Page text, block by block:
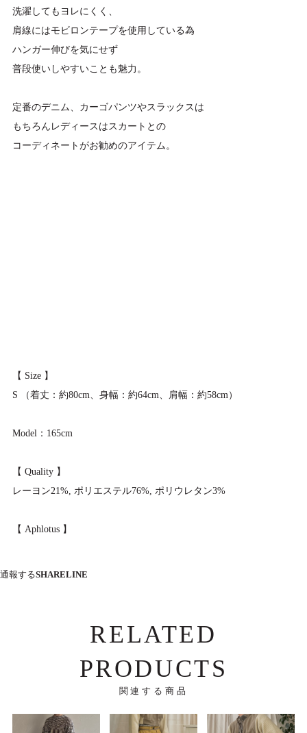
洗濯してもヨレにくく、
肩線にはモビロンテープを使用している為
ハンガー伸びを気にせず
普段使いしやすいことも魅力。
定番のデニム、カーゴパンツやスラックスは
もちろんレディースはスカートとの
コーディネートがお勧めのアイテム。
【 Size 】
S （着丈：約80cm、身幅：約64cm、肩幅：約58cm）
Model：165cm
【 Quality 】
レーヨン21%, ポリエステル76%, ポリウレタン3%
【 Aphlotus 】
通報するSHARELINE
RELATED
PRODUCTS
関連する商品